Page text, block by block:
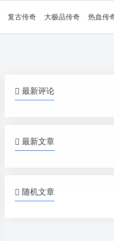
复古传奇 大极品传奇 热血传
最新评论
最新文章
随机文章